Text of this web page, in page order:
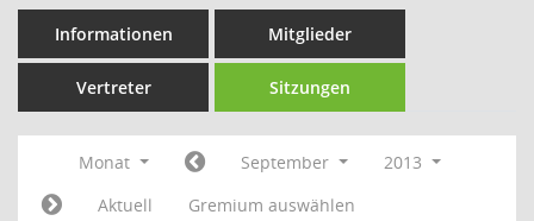
Informationen Mitglieder
Vertreter Sitzungen
Monat September
2013
Aktuell
Gremium auswählen